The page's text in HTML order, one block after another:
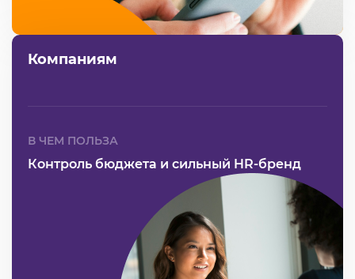
Компаниям
В ЧЕМ ПОЛЬЗА
Контроль бюджета и сильный HR-бренд